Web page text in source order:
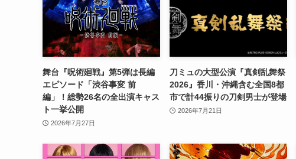
舞台『呪術廻戦』第5弾は長編
エピソード「渋谷事変 前
編」！総勢26名の全出演キャス
ト一挙公開
2026年7月27日
刀ミュの大型公演『真剣乱舞祭
2026』香川・沖縄含む全国8都
市で計44振りの刀剣男士が登場
2026年7月21日